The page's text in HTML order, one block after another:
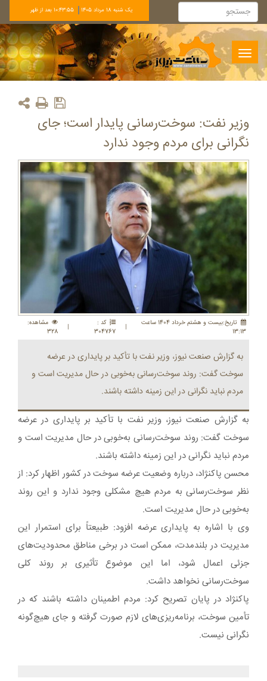
يک شنبه 18 مرداد 1405 10:43:55 بعد از ظهر
Toggle
navigation
وزیر نفت: سوخت‌رسانی پایدار است؛ جای
نگرانی برای مردم وجود ندارد
تاريخ:بيست و هشتم خرداد 1404 ساعت
13:13
|
کد :
304767
|
مشاهده:
328
به گزارش صنعت نیوز، وزیر نفت با تأکید بر پایداری در عرضه
سوخت گفت: روند سوخت‌رسانی به‌خوبی در حال مدیریت است و
مردم نباید نگرانی در این زمینه داشته باشند.
به گزارش صنعت نیوز، وزیر نفت با تأکید بر پایداری در عرضه
سوخت گفت: روند سوخت‌رسانی به‌خوبی در حال مدیریت است و
مردم نباید نگرانی در این زمینه داشته باشند.
محسن پاکنژاد، درباره وضعیت عرضه سوخت در کشور اظهار کرد: از
نظر سوخت‌رسانی به مردم هیچ مشکلی وجود ندارد و این روند
به‌خوبی در حال مدیریت است.
وی با اشاره به پایداری عرضه افزود: طبیعتاً برای استمرار این
مدیریت در بلندمدت، ممکن است در برخی مناطق محدودیت‌های
جزئی اعمال شود، اما این موضوع تأثیری بر روند کلی
سوخت‌رسانی نخواهد داشت.
پاکنژاد در پایان تصریح کرد: مردم اطمینان داشته باشند که در
تأمین سوخت، برنامه‌ریزی‌های لازم صورت گرفته و جای هیچ‌گونه
نگرانی نیست.